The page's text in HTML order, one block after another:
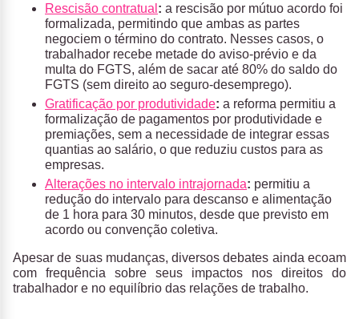
Rescisão contratual : a rescisão por mútuo acordo foi
formalizada, permitindo que ambas as partes
negociem o término do contrato. Nesses casos, o
trabalhador recebe metade do aviso-prévio e da
multa do FGTS, além de sacar até 80% do saldo do
FGTS (sem direito ao seguro-desemprego).
Gratificação por produtividade: a reforma permitiu a
formalização de pagamentos por produtividade e
premiações, sem a necessidade de integrar essas
quantias ao salário, o que reduziu custos para as
empresas.
Alterações no intervalo intrajornada: permitiu a
redução do intervalo para descanso e alimentação
de 1 hora para 30 minutos, desde que previsto em
acordo ou convenção coletiva.
Apesar de suas mudanças, diversos debates ainda ecoam
com frequência sobre seus impactos nos direitos do
trabalhador e no equilíbrio das relações de trabalho.